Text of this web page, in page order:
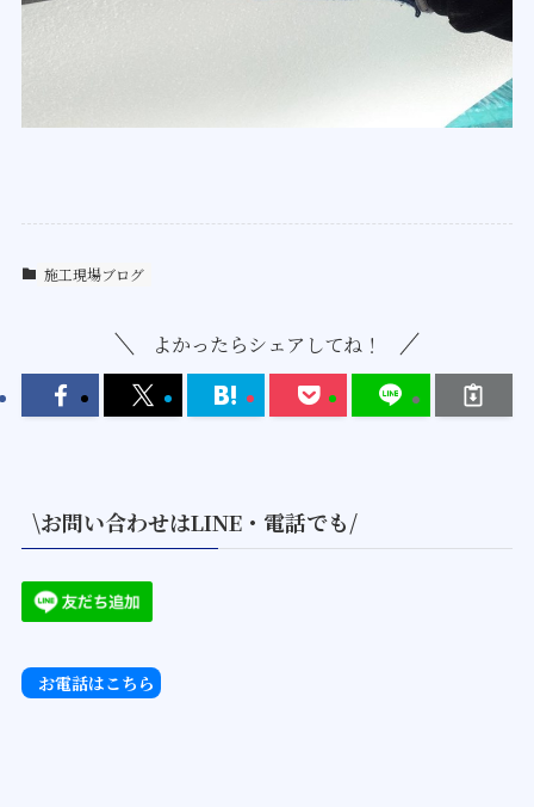
施工現場ブログ
よかったらシェアしてね！
\お問い合わせはLINE・電話でも/
お電話はこちら